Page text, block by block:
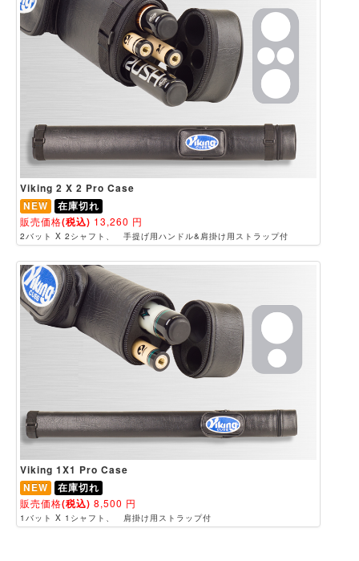
Viking 2 X 2 Pro Case
NEW
在庫切れ
販売価格(税込) 13,260 円
2バット X 2シャフト、 手提げ用ハンドル&肩掛け用ストラップ付
Viking 1X1 Pro Case
NEW
在庫切れ
販売価格(税込) 8,500 円
1バット X 1シャフト、 肩掛け用ストラップ付